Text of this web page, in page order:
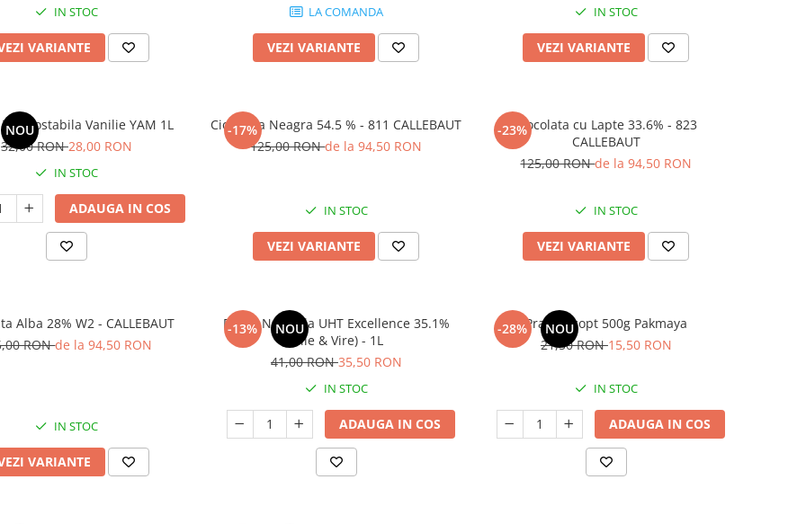
IN STOC
VARIANTE
LA COMANDA
VEZI VARIANTE
IN STOC
VEZI VARIANTE
NOU
Aroma Termostabila Vanilie YAM 1L
32,00 RON28,00 RON
IN STOC
ADAUGA IN COS
-17%
Ciocolata Neagra 54.5 % - 811 CALLEBAUT
125,00 RONde la 94,50 RON
IN STOC
VEZI VARIANTE
-23%Ciocolata cu Lapte 33.6% - 823
CALLEBAUT
125,00 RONde la 94,50 RON
IN STOC
VEZI VARIANTE
Alba 28% W2 - CALLEBAUT
RONde la 94,50 RON
IN STOC
VARIANTE
-13% NOU
Frisca Naturala UHT Excellence 35.1%
(Elle & Vire) - 1L
41,00 RON35,50 RON
IN STOC
ADAUGA IN COS
-28% NOU
Praf de copt 500g Pakmaya
21,50 RON15,50 RON
IN STOC
ADAUGA IN COS